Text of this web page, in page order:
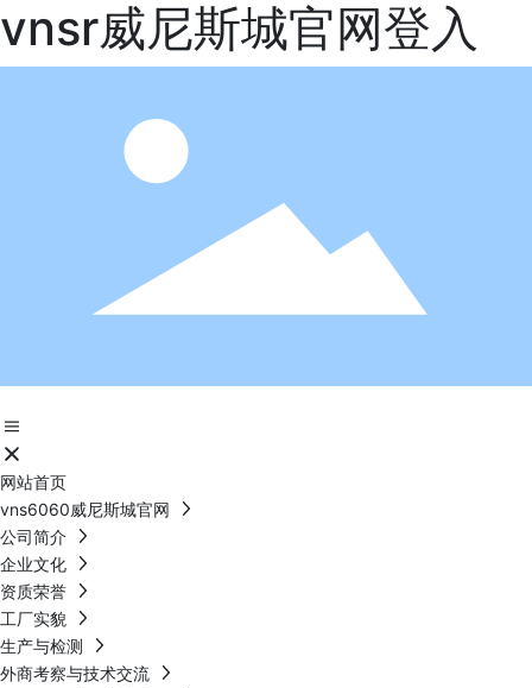
vnsr威尼斯城官网登入
网站首页
vns6060威尼斯城官网
公司简介
企业文化
资质荣誉
工厂实貌
生产与检测
外商考察与技术交流